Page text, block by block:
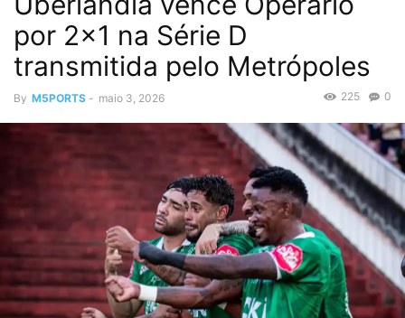
por 2×1 na Série D
transmitida pelo Metrópoles
By M5PORTS - maio 3, 2026 0
225